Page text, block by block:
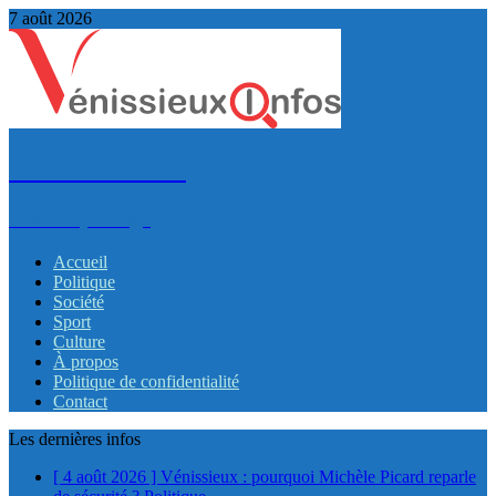
7 août 2026
Accueil
Politique
Société
Sport
Culture
À propos
Politique de confidentialité
Contact
Les dernières infos
[ 4 août 2026 ] Vénissieux : pourquoi Michèle Picard reparle